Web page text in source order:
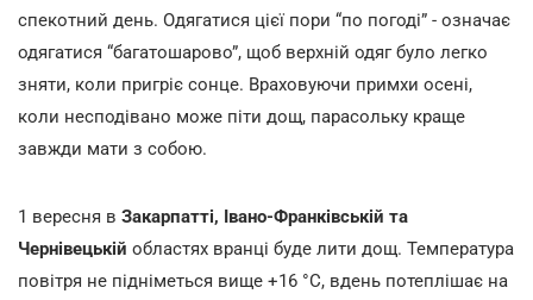
спекотний день. Одягатися цієї пори “по погоді” - означає
одягатися “багатошарово”, щоб верхній одяг було легко
зняти, коли пригріє сонце. Враховуючи примхи осені,
коли несподівано може піти дощ, парасольку краще
завжди мати з собою.
1 вересня в Закарпатті, Івано-Франківській та
Чернівецькій областях вранці буде лити дощ. Температура
повітря не підніметься вище +16 °С, вдень потеплішає на